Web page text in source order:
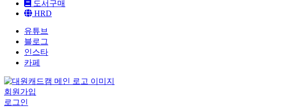
도서구매
HRD
유튜브
블로그
인스타
카페
회원가입
로그인